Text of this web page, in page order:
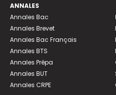
ANNALES
Annales Bac
Annales Brevet
Annales Bac Français
Annales BTS
Annales Prépa
Annales BUT
Annales CRPE